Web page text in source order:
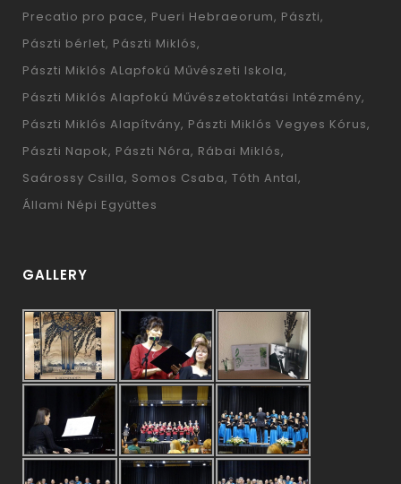
Precatio pro pace Pueri Hebraeorum Pászti
Pászti bérlet Pászti Miklós
Pászti Miklós ALapfokú Művészeti Iskola
Pászti Miklós Alapfokú Művészetoktatási Intézmény
Pászti Miklós Alapítvány Pászti Miklós Vegyes Kórus
Pászti Napok Pászti Nóra Rábai Miklós
Saárossy Csilla Somos Csaba Tóth Antal
Állami Népi Együttes
GALLERY